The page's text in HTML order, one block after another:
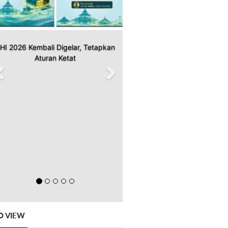
2026 Kembali Digelar, Tetapkan
Aturan Ketat
VIEW